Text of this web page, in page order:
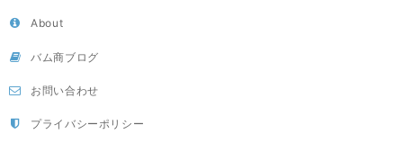
About
バム商ブログ
お問い合わせ
プライバシーポリシー